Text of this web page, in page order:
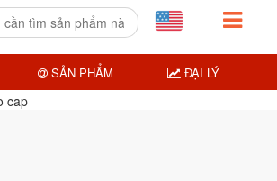
SẢN PHẨM ĐẠI LÝ